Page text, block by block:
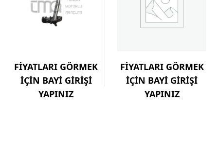
FİYATLARI GÖRMEK
İÇİN BAYİ GİRİŞİ
YAPINIZ
FİYATLARI GÖRMEK
İÇİN BAYİ GİRİŞİ
YAPINIZ